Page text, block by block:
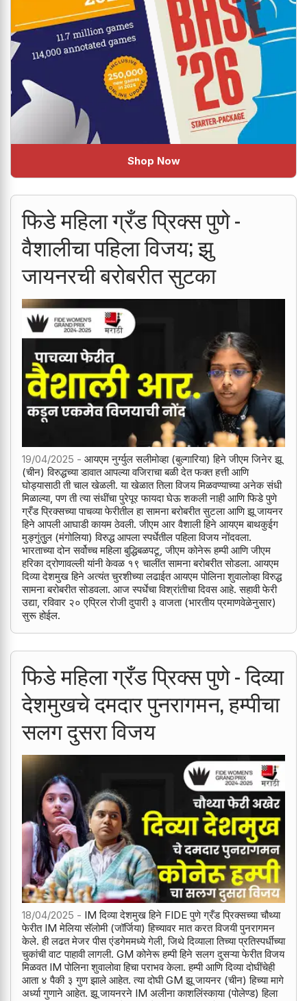
Shop Now
फिडे महिला ग्रँड प्रिक्स पुणे -
वैशालीचा पहिला विजय; झु
जायनरची बरोबरीत सुटका
19/04/2025 - आयएम नुर्ग्युल सलीमोव्हा (बुल्गारिया) हिने जीएम जिनेर झू
(चीन) विरुद्धच्या डावात आपल्या वजिराचा बळी देत फक्त हत्ती आणि
घोड्यासाठी ती चाल खेळली. या खेळात तिला विजय मिळवण्याच्या अनेक संधी
मिळाल्या, पण ती त्या संधींचा पुरेपूर फायदा घेऊ शकली नाही आणि फिडे पुणे
ग्रँड प्रिक्सच्या पाचव्या फेरीतील हा सामना बरोबरीत सुटला आणि झू जायनर
हिने आपली आघाडी कायम ठेवली. जीएम आर वैशाली हिने आयएम बाथकुईग
मुङ्गुंतुुल (मंगोलिया) विरुद्ध आपला स्पर्धेतील पहिला विजय नोंदवला.
भारताच्या दोन सर्वोच्च महिला बुद्धिबळपटू, जीएम कोनेरू हम्पी आणि जीएम
हरिका द्रोणावल्ली यांनी केवळ १९ चालींत सामना बरोबरीत सोडला. आयएम
दिव्या देशमुख हिने अत्यंत चुरशीच्या लढाईत आयएम पोलिना शुवालोव्हा विरुद्ध
सामना बरोबरीत सोडवला. आज स्पर्धेचा विश्रांतीचा दिवस आहे. सहावी फेरी
उद्या, रविवार २० एप्रिल रोजी दुपारी ३ वाजता (भारतीय प्रमाणवेळेनुसार)
सुरू होईल.
फिडे महिला ग्रँड प्रिक्स पुणे - दिव्या
देशमुखचे दमदार पुनरागमन, हम्पीचा
सलग दुसरा विजय
18/04/2025 - IM दिव्या देशमुख हिने FIDE पुणे ग्रँड प्रिक्सच्या चौथ्या
फेरीत IM मेलिया सॅलोमी (जॉर्जिया) हिच्यावर मात करत विजयी पुनरागमन
केले. ही लढत मेजर पीस एंडगेममध्ये गेली, जिथे दिव्याला तिच्या प्रतिस्पर्धीच्या
चुकांची वाट पाहावी लागली. GM कोनेरू हम्पी हिने सलग दुसऱ्या फेरीत विजय
मिळवत IM पोलिना शुवालोवा हिचा पराभव केला. हम्पी आणि दिव्या दोघींचेही
आता ४ पैकी ३ गुण झाले आहेत. त्या दोघी GM झू जायनर (चीन) हिच्या मागे
अर्ध्या गुणाने आहेत. झू जायनरने IM अलीना काशलिंस्काया (पोलेण्ड) हिला